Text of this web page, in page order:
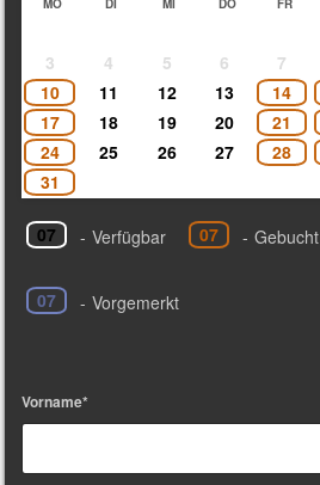
MO DI MI DO FR
3
4 5 6 7
10
11 12 13 14
17
18 19 20 21
24
25 26 27 28
31
07 - Verfügbar 07 - Gebucht
07 - Vorgemerkt
Vorname*